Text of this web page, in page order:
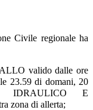
Civile regionale ha
valido dalle ore
23.59 di domani, 20
IDRAULICO E
zona di allerta;